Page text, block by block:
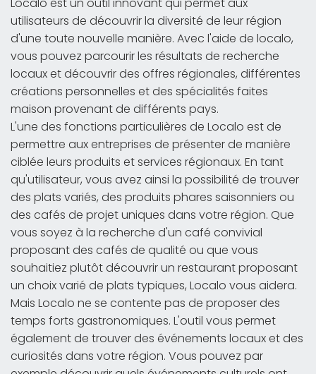
Localo est un outil innovant qui permet aux
utilisateurs de découvrir la diversité de leur région
d'une toute nouvelle manière. Avec l'aide de localo,
vous pouvez parcourir les résultats de recherche
locaux et découvrir des offres régionales, différentes
créations personnelles et des spécialités faites
maison provenant de différents pays.
L'une des fonctions particulières de Localo est de
permettre aux entreprises de présenter de manière
ciblée leurs produits et services régionaux. En tant
qu'utilisateur, vous avez ainsi la possibilité de trouver
des plats variés, des produits phares saisonniers ou
des cafés de projet uniques dans votre région. Que
vous soyez à la recherche d'un café convivial
proposant des cafés de qualité ou que vous
souhaitiez plutôt découvrir un restaurant proposant
un choix varié de plats typiques, Localo vous aidera.
Mais Localo ne se contente pas de proposer des
temps forts gastronomiques. L'outil vous permet
également de trouver des événements locaux et des
curiosités dans votre région. Vous pouvez par